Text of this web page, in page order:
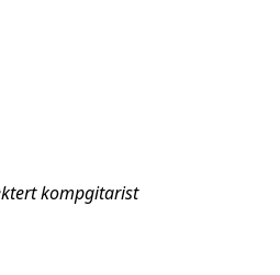
kompgitarist